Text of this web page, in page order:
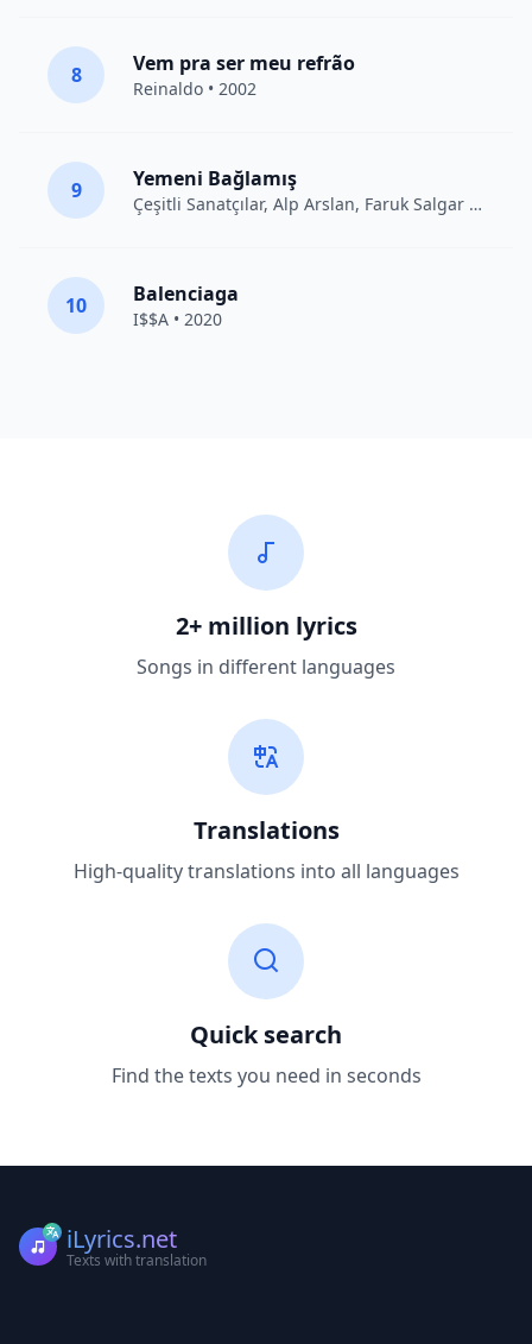
8 Vem pra ser meu refrão
Reinaldo • 2002
9 Yemeni Bağlamış
Çeşitli Sanatçılar, Alp Arslan, Faruk Salgar • 2012
10 Balenciaga
I$$A • 2020
2+ million lyrics
Songs in different languages
Translations
High-quality translations into all languages
Quick search
Find the texts you need in seconds
iLyrics.net
Texts with translation